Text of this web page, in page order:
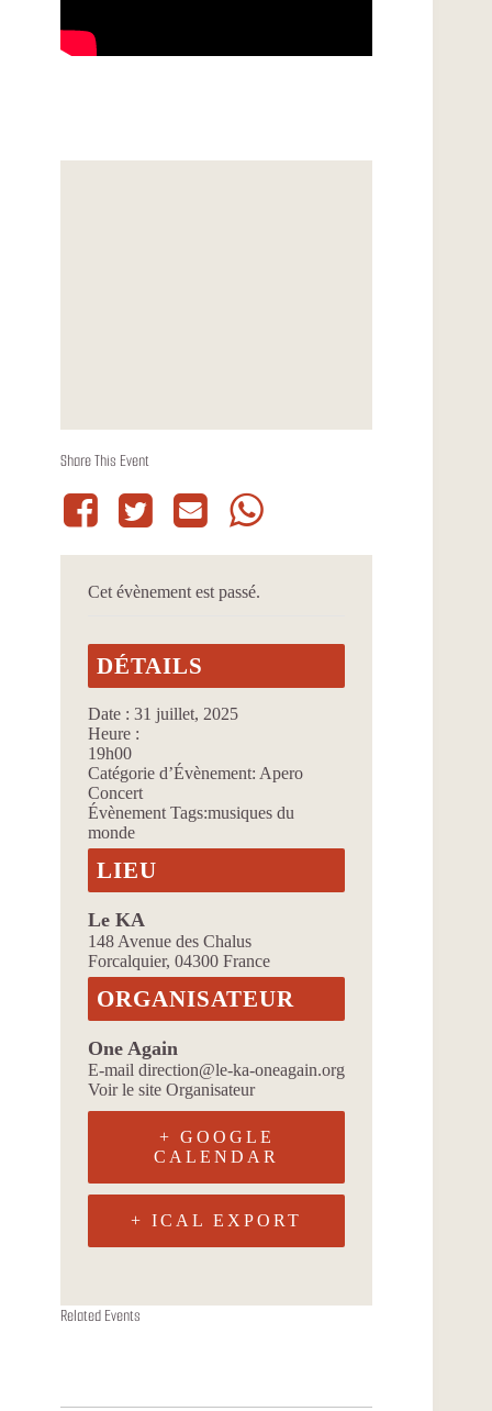
Share This Event
Cet évènement est passé.
DÉTAILS
Date : 31 juillet, 2025
Heure :
19h00
Catégorie d’Évènement: Apero
Concert
Évènement Tags:musiques du
monde
LIEU
Le KA
148 Avenue des Chalus
Forcalquier, 04300 France
ORGANISATEUR
One Again
E-mail direction@le-ka-oneagain.org
Voir le site Organisateur
+ GOOGLE
CALENDAR
+ ICAL EXPORT
Related Events
11 août à 19h00
ALIZARINA
FACON JUTU